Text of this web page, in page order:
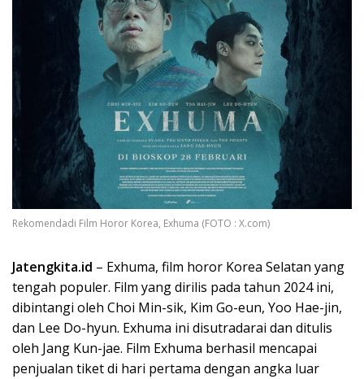
Rekomendadi Film Horor Korea, Exhuma (FOTO : X.com)
Jatengkita.id – Exhuma, film horor Korea Selatan yang
tengah populer. Film yang dirilis pada tahun 2024 ini,
dibintangi oleh Choi Min-sik, Kim Go-eun, Yoo Hae-jin,
dan Lee Do-hyun. Exhuma ini disutradarai dan ditulis
oleh Jang Kun-jae. Film Exhuma berhasil mencapai
penjualan tiket di hari pertama dengan angka luar